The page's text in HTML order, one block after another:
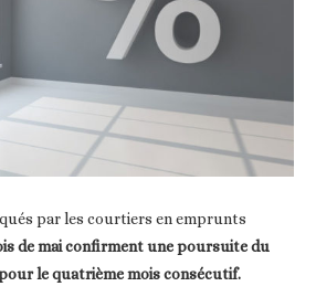
par les courtiers en emprunts
de mai confirment une poursuite du
le quatrième mois consécutif.